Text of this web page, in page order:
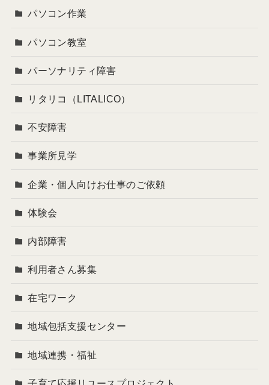
パソコン作業
パソコン教室
パーソナリティ障害
リタリコ（LITALICO）
不安障害
事業所見学
企業・個人向けお仕事のご依頼
体験会
内部障害
利用者さん募集
在宅ワーク
地域包括支援センター
地域連携・福祉